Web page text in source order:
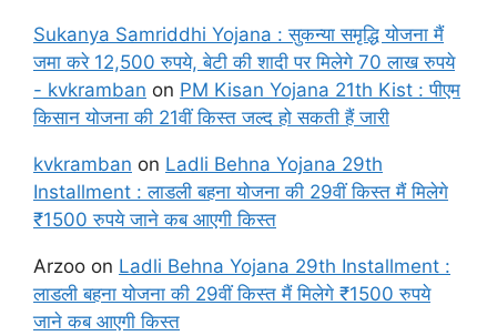
Sukanya Samriddhi Yojana : सुकन्या समृद्धि योजना मैं
जमा करे 12,500 रुपये, बेटी की शादी पर मिलेगे 70 लाख रुपये
- kvkramban on PM Kisan Yojana 21th Kist : पीएम
किसान योजना की 21वीं किस्त जल्द हो सकती हैं जारी
kvkramban on Ladli Behna Yojana 29th
Installment : लाडली बहना योजना की 29वीं किस्त मैं मिलेगे
₹1500 रुपये जाने कब आएगी किस्त
Arzoo on Ladli Behna Yojana 29th Installment :
लाडली बहना योजना की 29वीं किस्त मैं मिलेगे ₹1500 रुपये
जाने कब आएगी किस्त